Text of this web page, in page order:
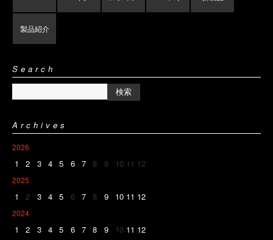
製品紹介
Search
Archives
2026
1 2 3 4 5 6 7 8 9 10 11 12
2025
1 2 3 4 5 6 7 8 9 10 11 12
2024
1 2 3 4 5 6 7 8 9 10 11 12